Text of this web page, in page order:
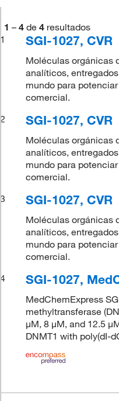
1 – 4 de 4 resultados
1
SGI-1027, CVR
Moléculas orgánicas
analíticos,
mundo para
comercial.
2
SGI-1027, CVR
Moléculas orgánicas
analíticos,
mundo para
comercial.
3
SGI-1027, CVR
Moléculas orgánicas
analíticos,
mundo para
comercial.
4
SGI-1027,
MedChemExpress
methyltransferase
μM, 8 μM, and 12.5
DNMT1 with poly(dI-